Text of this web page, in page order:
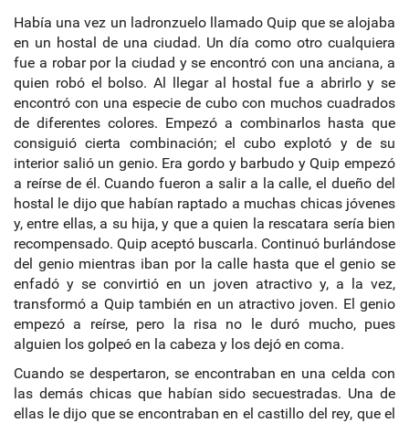
Había una vez un ladronzuelo llamado Quip que se alojaba
en un hostal de una ciudad. Un día como otro cualquiera
fue a robar por la ciudad y se encontró con una anciana, a
quien robó el bolso. Al llegar al hostal fue a abrirlo y se
encontró con una especie de cubo con muchos cuadrados
de diferentes colores. Empezó a combinarlos hasta que
consiguió cierta combinación; el cubo explotó y de su
interior salió un genio. Era gordo y barbudo y Quip empezó
a reírse de él. Cuando fueron a salir a la calle, el dueño del
hostal le dijo que habían raptado a muchas chicas jóvenes
y, entre ellas, a su hija, y que a quien la rescatara sería bien
recompensado. Quip aceptó buscarla. Continuó burlándose
del genio mientras iban por la calle hasta que el genio se
enfadó y se convirtió en un joven atractivo y, a la vez,
transformó a Quip también en un atractivo joven. El genio
empezó a reírse, pero la risa no le duró mucho, pues
alguien los golpeó en la cabeza y los dejó en coma.
Cuando se despertaron, se encontraban en una celda con
las demás chicas que habían sido secuestradas. Una de
ellas le dijo que se encontraban en el castillo del rey, que el